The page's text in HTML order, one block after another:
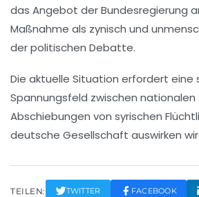
das Angebot der Bundesregierung
Maßnahme als zynisch und
der politischen Debatte.
Die aktuelle Situation erfordert
Spannungsfeld zwischen
Abschiebungen von syrischen
deutsche Gesellschaft auswirken
TEILEN: TWITTER FACEBOOK